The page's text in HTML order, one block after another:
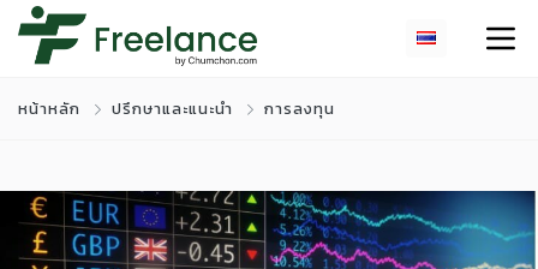
หน้าหลัก ปรึกษาและแนะนำ การลงทุน